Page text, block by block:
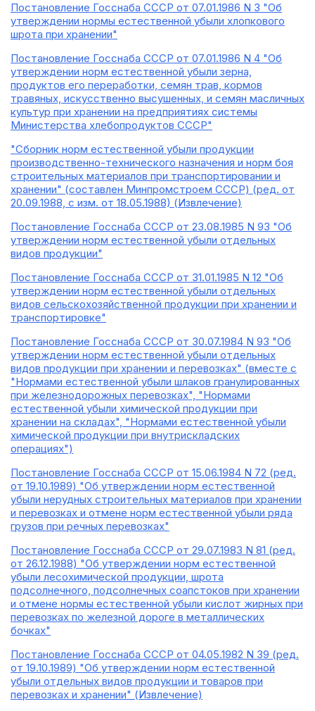
Постановление Госснаба СССР от 07.01.1986 N 3 "Об
утверждении нормы естественной убыли хлопкового
шрота при хранении"
Постановление Госснаба СССР от 07.01.1986 N 4 "Об
утверждении норм естественной убыли зерна,
продуктов его переработки, семян трав, кормов
травяных, искусственно высушенных, и семян масличных
культур при хранении на предприятиях системы
Министерства хлебопродуктов СССР"
"Сборник норм естественной убыли продукции
производственно-технического назначения и норм боя
строительных материалов при транспортировании и
хранении" (составлен Минпромстроем СССР) (ред. от
20.09.1988, с изм. от 18.05.1988) (Извлечение)
Постановление Госснаба СССР от 23.08.1985 N 93 "Об
утверждении норм естественной убыли отдельных
видов продукции"
Постановление Госснаба СССР от 31.01.1985 N 12 "Об
утверждении норм естественной убыли отдельных
видов сельскохозяйственной продукции при хранении и
транспортировке"
Постановление Госснаба СССР от 30.07.1984 N 93 "Об
утверждении норм естественной убыли отдельных
видов продукции при хранении и перевозках" (вместе с
"Нормами естественной убыли шлаков гранулированных
при железнодорожных перевозках", "Нормами
естественной убыли химической продукции при
хранении на складах", "Нормами естественной убыли
химической продукции при внутрискладских
операциях")
Постановление Госснаба СССР от 15.06.1984 N 72 (ред.
от 19.10.1989) "Об утверждении норм естественной
убыли нерудных строительных материалов при хранении
и перевозках и отмене норм естественной убыли ряда
грузов при речных перевозках"
Постановление Госснаба СССР от 29.07.1983 N 81 (ред.
от 26.12.1988) "Об утверждении норм естественной
убыли лесохимической продукции, шрота
подсолнечного, подсолнечных соапстоков при хранении
и отмене нормы естественной убыли кислот жирных при
перевозках по железной дороге в металлических
бочках"
Постановление Госснаба СССР от 04.05.1982 N 39 (ред.
от 19.10.1989) "Об утверждении норм естественной
убыли отдельных видов продукции и товаров при
перевозках и хранении" (Извлечение)